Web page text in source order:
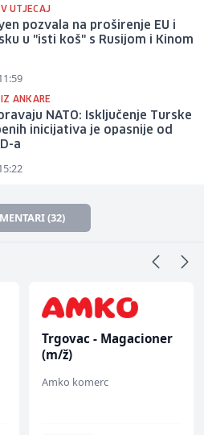
UTJECAJ
pozvala na proširenje EU i
u "isti koš" s Rusijom i Kinom
ANKARE
NATO: Isključenje Turske
inicijativa je opasnije od
a
(32)
Trgovac - Magacioner
(m/ž)
Amko komerc